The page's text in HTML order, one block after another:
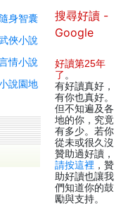
身智囊
俠小說
情小說
說園地
搜尋好讀 -
Google
好讀第25年
了 。
有好讀真好，
有你也真好。
但不知遍及各
地的你，究竟
有多少。若你
從未或很久沒
贊助過好讀，
請按這裡 ，贊
助好讀也讓我
們知道你的鼓
勵與支持。